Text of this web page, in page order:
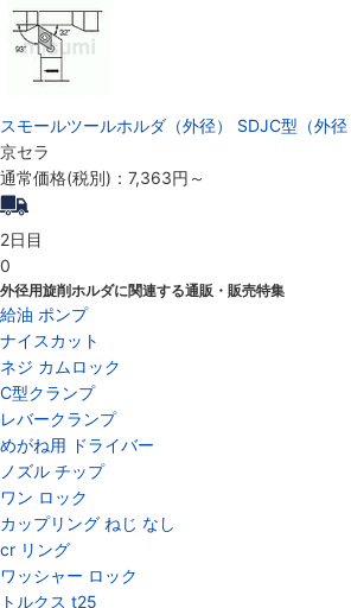
スモールツールホルダ（外径） SDJC型（外径
京セラ
通常価格(税別)： 7,363円 ～
2日目
0
外径用旋削ホルダに関連する通販・販売特集
給油 ポンプ
ナイスカット
ネジ カムロック
C型クランプ
レバークランプ
めがね用 ドライバー
ノズル チップ
ワン ロック
カップリング ねじ なし
cr リング
ワッシャー ロック
トルクス t25